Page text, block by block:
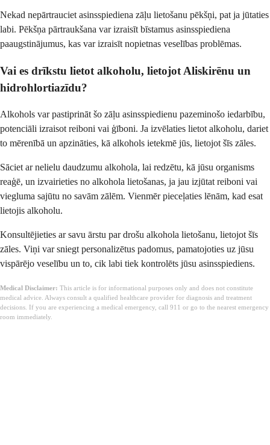
Nekad nepārtrauciet asinsspiediena zāļu lietošanu pēkšņi, pat ja jūtaties
labi. Pēkšņa pārtraukšana var izraisīt bīstamus asinsspiediena
paaugstinājumus, kas var izraisīt nopietnas veselības problēmas.
Vai es drīkstu lietot alkoholu, lietojot Aliskirēnu un
hidrohlortiazīdu?
Alkohols var pastiprināt šo zāļu asinsspiedienu pazeminošo iedarbību,
potenciāli izraisot reiboni vai ģīboni. Ja izvēlaties lietot alkoholu, dariet
to mērenībā un apzināties, kā alkohols ietekmē jūs, lietojot šīs zāles.
Sāciet ar nelielu daudzumu alkohola, lai redzētu, kā jūsu organisms
reaģē, un izvairieties no alkohola lietošanas, ja jau izjūtat reiboni vai
viegluma sajūtu no savām zālēm. Vienmēr pieceļaties lēnām, kad esat
lietojis alkoholu.
Konsultējieties ar savu ārstu par drošu alkohola lietošanu, lietojot šīs
zāles. Viņi var sniegt personalizētus padomus, pamatojoties uz jūsu
vispārējo veselību un to, cik labi tiek kontrolēts jūsu asinsspiediens.
Medical Disclaimer: This article is for informational purposes only and does not constitute
medical advice. Always consult a qualified healthcare provider for diagnosis and treatment
decisions. If you are experiencing a medical emergency, call 911 or go to the nearest emergency
room immediately.